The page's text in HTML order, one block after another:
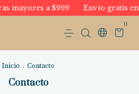
mayores a $999 Envío gratis
0
Inicio . Contacto
Contacto